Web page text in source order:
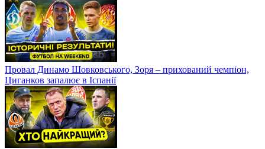
Провал Динамо Шовковського, Зоря – прихований чемпіон,
Циганков запалює в Іспанії